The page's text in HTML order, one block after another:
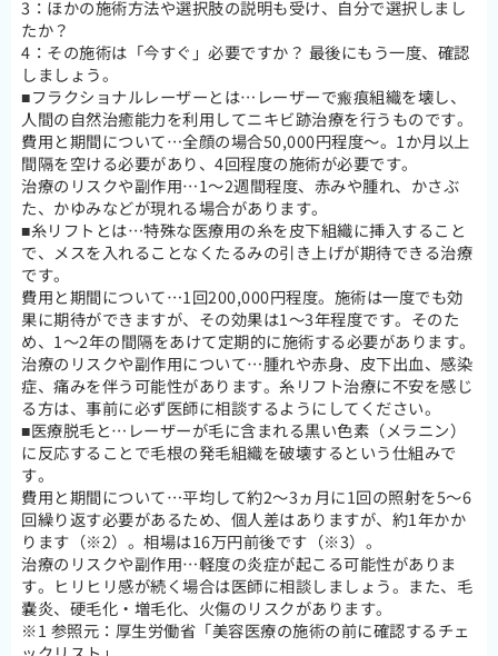
3：ほかの施術方法や選択肢の説明も受け、自分で選択しまし
たか？
4：その施術は「今すぐ」必要ですか？ 最後にもう一度、確認
しましょう。
■フラクショナルレーザーとは…レーザーで瘢痕組織を壊し、
人間の自然治癒能力を利用してニキビ跡治療を行うものです。
費用と期間について…全顔の場合50,000円程度～。1か月以上
間隔を空ける必要があり、4回程度の施術が必要です。
治療のリスクや副作用…1～2週間程度、赤みや腫れ、かさぶ
た、かゆみなどが現れる場合があります。
■糸リフトとは…特殊な医療用の糸を皮下組織に挿入すること
で、メスを入れることなくたるみの引き上げが期待できる治療
です。
費用と期間について…1回200,000円程度。施術は一度でも効
果に期待ができますが、その効果は1～3年程度です。そのた
め、1～2年の間隔をあけて定期的に施術する必要があります。
治療のリスクや副作用について…腫れや赤身、皮下出血、感染
症、痛みを伴う可能性があります。糸リフト治療に不安を感じ
る方は、事前に必ず医師に相談するようにしてください。
■医療脱毛と…レーザーが毛に含まれる黒い色素（メラニン）
に反応することで毛根の発毛組織を破壊するという仕組みで
す。
費用と期間について…平均して約2～3ヵ月に1回の照射を5～6
回繰り返す必要があるため、個人差はありますが、約1年かか
ります（※2）。相場は16万円前後です（※3）。
治療のリスクや副作用…軽度の炎症が起こる可能性がありま
す。ヒリヒリ感が続く場合は医師に相談しましょう。また、毛
嚢炎、硬毛化・増毛化、火傷のリスクがあります。
※1 参照元：厚生労働省「美容医療の施術の前に確認するチェ